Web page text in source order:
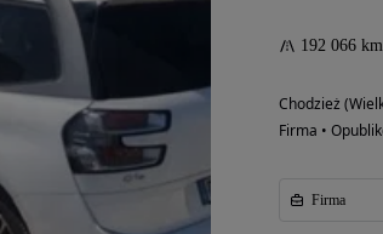
192 066 km
Chodzież
Firma •
Firma